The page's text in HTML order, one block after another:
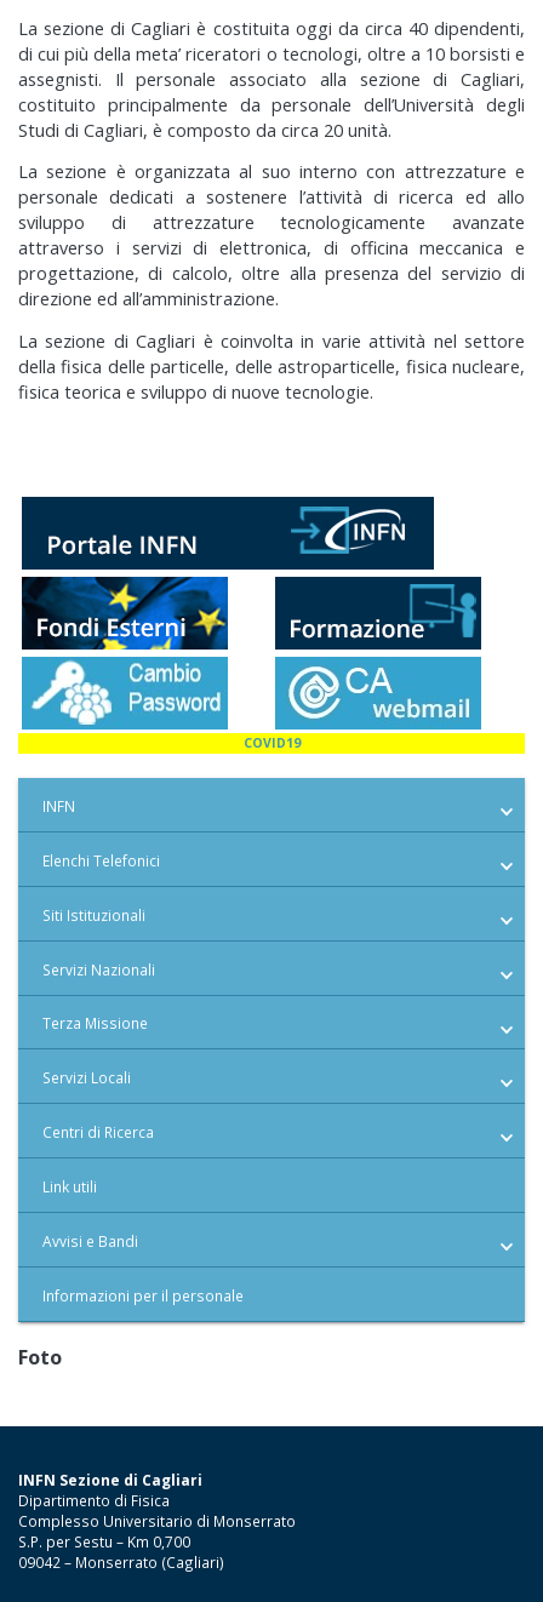
La sezione di Cagliari è costituita oggi da circa 40 dipendenti,
di cui più della meta’ riceratori o tecnologi, oltre a 10 borsisti e
assegnisti. Il personale associato alla sezione di Cagliari,
costituito principalmente da personale dell’Università degli
Studi di Cagliari, è composto da circa 20 unità.
La sezione è organizzata al suo interno con attrezzature e
personale dedicati a sostenere l’attività di ricerca ed allo
sviluppo di attrezzature tecnologicamente avanzate
attraverso i servizi di elettronica, di officina meccanica e
progettazione, di calcolo, oltre alla presenza del servizio di
direzione ed all’amministrazione.
La sezione di Cagliari è coinvolta in varie attività nel settore
della fisica delle particelle, delle astroparticelle, fisica nucleare,
fisica teorica e sviluppo di nuove tecnologie.
COVID19
INFN
Elenchi Telefonici
Siti Istituzionali
Servizi Nazionali
Terza Missione
Servizi Locali
Centri di Ricerca
Link utili
Avvisi e Bandi
Informazioni per il personale
Foto
INFN Sezione di Cagliari
Dipartimento di Fisica
Complesso Universitario di Monserrato
S.P. per Sestu – Km 0,700
09042 – Monserrato (Cagliari)